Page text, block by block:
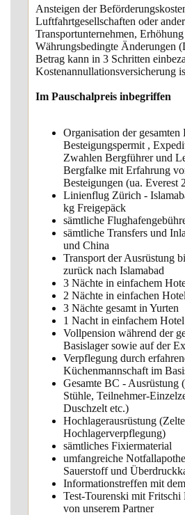
Ansteigen der
Luftfahrtgesellschaften oder
Transportunternehmen,
Währungsbedingte Änderungen
Betrag kann in 3 Schritten
Kostenannullationsversicherung
Im Pauschalpreis inbegriffen
Organisation der
Besteigungspermit ,
Zwahlen Bergführer und
Bergfalke mit Erfahrung
Besteigungen (ua. Everest
Linienflug Zürich -
kg Freigepäck
sämtliche
sämtliche Transfers und
und China
Transport der Ausrüstung
zurück nach Islamabad
3 Nächte in einfachem
2 Nächte in einfachen
3 Nächte gesamt in Yurten
1 Nacht in einfachem
Vollpension während der
Basislager sowie auf der
Verpflegung durch
Küchenmannschaft im
Gesamte BC - Ausrüstung
Stühle, Teilnehmer-
Duschzelt etc.)
Hochlagerausrüstung
Hochlagerverpflegung)
sämtliches Fixiermaterial
umfangreiche
Sauerstoff und
Informationstreffen mit
Test-Tourenski mit
von unserem Partner